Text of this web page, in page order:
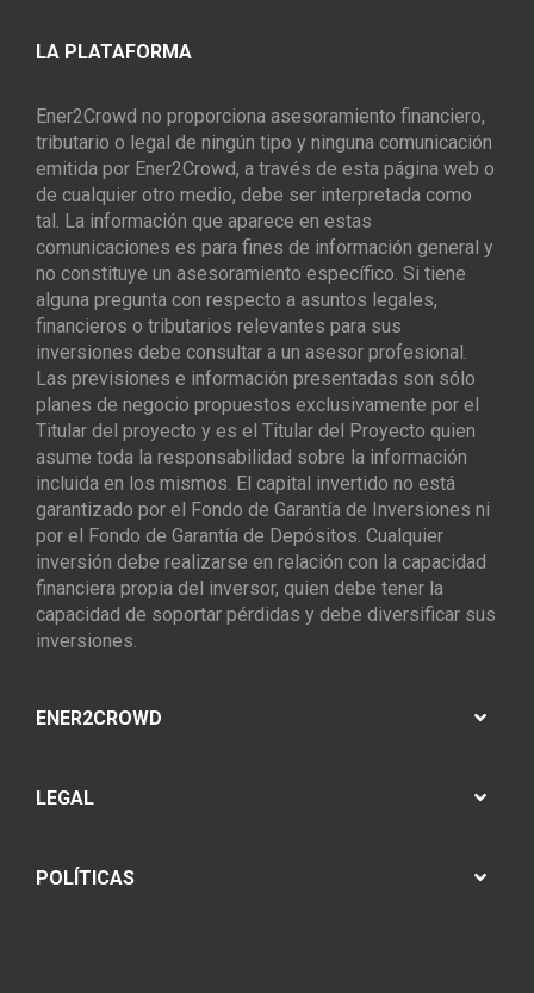
LA PLATAFORMA
Ener2Crowd no proporciona asesoramiento financiero,
tributario o legal de ningún tipo y ninguna comunicación
emitida por Ener2Crowd, a través de esta página web o
de cualquier otro medio, debe ser interpretada como
tal. La información que aparece en estas
comunicaciones es para fines de información general y
no constituye un asesoramiento específico. Si tiene
alguna pregunta con respecto a asuntos legales,
financieros o tributarios relevantes para sus
inversiones debe consultar a un asesor profesional.
Las previsiones e información presentadas son sólo
planes de negocio propuestos exclusivamente por el
Titular del proyecto y es el Titular del Proyecto quien
asume toda la responsabilidad sobre la información
incluida en los mismos. El capital invertido no está
garantizado por el Fondo de Garantía de Inversiones ni
por el Fondo de Garantía de Depósitos. Cualquier
inversión debe realizarse en relación con la capacidad
financiera propia del inversor, quien debe tener la
capacidad de soportar pérdidas y debe diversificar sus
inversiones.
ENER2CROWD
LEGAL
POLÍTICAS